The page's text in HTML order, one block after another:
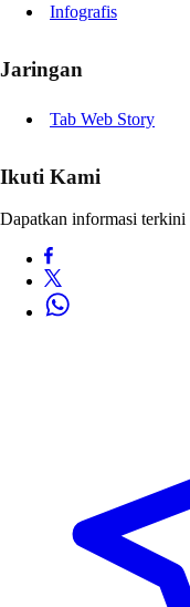
Infografis
Jaringan
Tab Web Story
Ikuti Kami
Dapatkan informasi terkini